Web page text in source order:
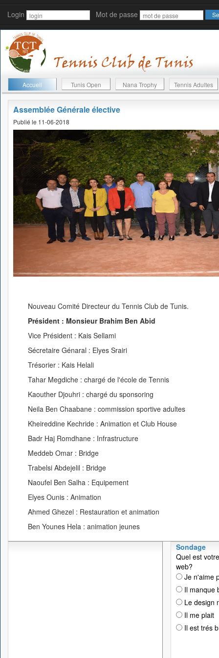
Login Mot de passe
Accueil Tunis Open Nana Trophy Tennis Adultes
Assemblée Générale élective
Publié le 11-06-2018
Nouveau Comité Directeur du Tennis Club de Tunis.
Président : Monsieur Brahim Ben Abid
Vice Président : Kais Sellami
Sécretaire Génaral : Elyes Srairi
Trésorier : Kais Helali
Tahar Megdiche : chargé de l'école de Tennis
Kaouther Djouhri : chargé du sponsoring
Neila Ben Chaabane : commission sportive adultes
Kheireddine Kechride : Animation et Club House
Badr Haj Romdhane : Infrastructure
Meddeb Omar : Bridge
Trabelsi Abdejelil : Bridge
Naoufel Ben Salha : Equipement
Elyes Ounis : Animation
Ahmed Ghezel : Restauration et animation
Ben Younes Hela : animation jeunes
Sondage
Quel est
web?
Je n'aime
Il manque
Le design
Il me plait
Il est trés